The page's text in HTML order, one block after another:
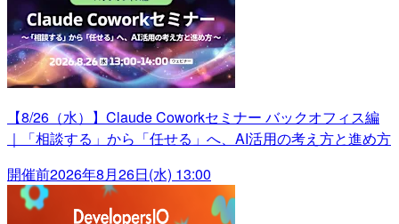
【8/26（水）】Claude Coworkセミナー バックオフィス編
｜「相談する」から「任せる」へ、AI活用の考え方と進め方
開催前2026年8月26日(水) 13:00